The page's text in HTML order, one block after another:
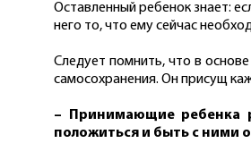
Оставленный ребенок знает:
него то, что ему сейчас
Следует помнить, что в
самосохранения. Он присущ
– Принимающие ребенка
положиться и быть с ними